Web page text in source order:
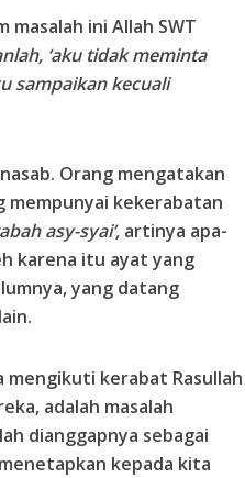
masalah ini Allah SWT
‘aku tidak meminta
sampaikan kecuali
Orang mengatakan
mempunyai kekerabatan
asy-syai’, artinya apa-
karena itu ayat yang
yang datang
kerabat Rasullah
adalah masalah
dianggapnya sebagai
kepada kita